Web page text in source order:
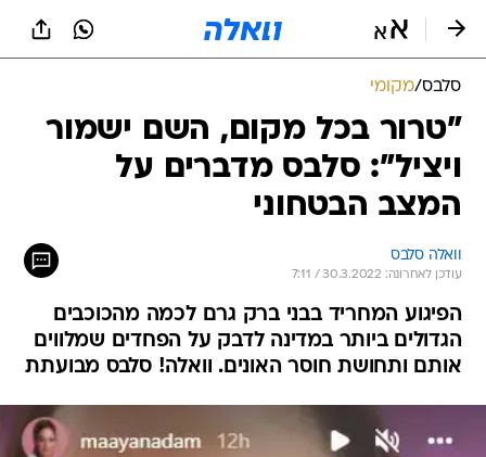
סלבס/מקומי
"טרור בכל מקום, השם ישמור
ויציל": סלבס מדברים על
המצב הבטחוני
וואלה סלבס
עודכן לאחרונה: 30.3.2022 / 7:11
הפיגוע המחריד בבני ברק גרם לכמה מהכוכבים
הגדולים ביותר במדינה לדבק על הפחדים שמלווים
אותם ותחושת חוסר האונים. וואלה! סלבס מבועתת